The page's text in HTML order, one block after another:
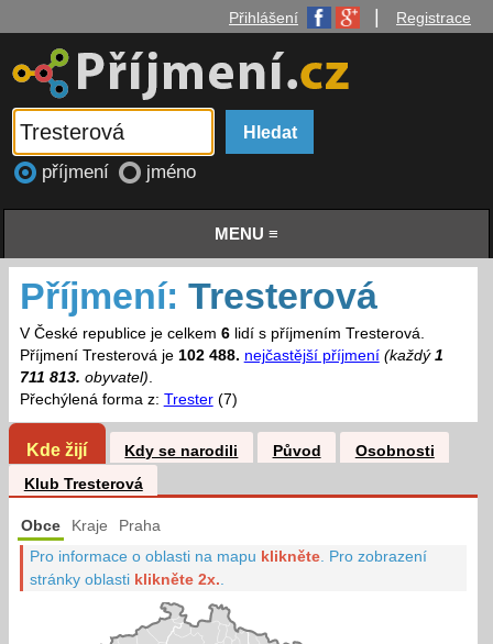
Přihlášení Registrace
příjmení jméno
MENU ≡
Příjmení: Tresterová
V České republice je celkem 6lidí s příjmením Tresterová.
Příjmení Tresterová je 102 488. nejčastější příjmení (každý 1
711 813. obyvatel).
Přechýlená forma z: Trester(7)
Kde žijí Kdy se narodili Původ
Osobnosti
Klub Tresterová
Obce Kraje Praha
Pro informace o oblasti na mapu klikněte Pro zobrazení
stránky oblasti klikněte 2x.